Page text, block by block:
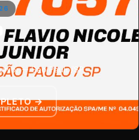
— São Paulo/SP
→